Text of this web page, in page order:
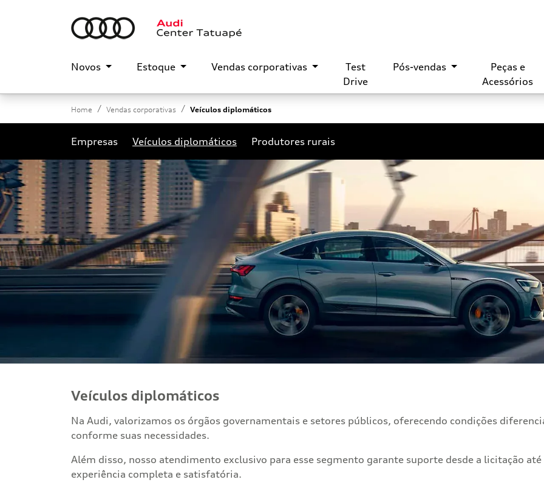
Novos Estoque Vendas corporativas
Test
Drive
Pós-vendas
Peças e
Acessórios
Home Vendas corporativas Veículos diplomáticos
Empresas Veículos diplomáticos Produtores rurais
Veículos diplomáticos
Na Audi, valorizamos os órgãos governamentais e setores públicos, oferecendo condições
conforme suas necessidades.
Além disso, nosso atendimento exclusivo para esse segmento garante suporte desde a licitação
experiência completa e satisfatória.